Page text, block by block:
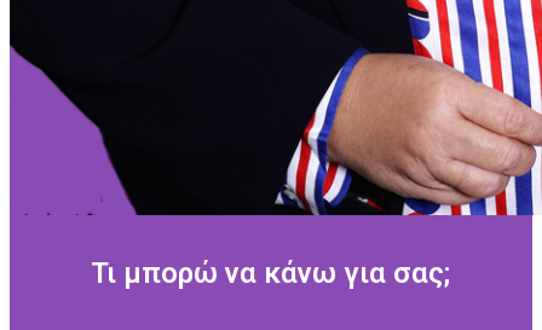
Τι μπορώ να κάνω για σας;